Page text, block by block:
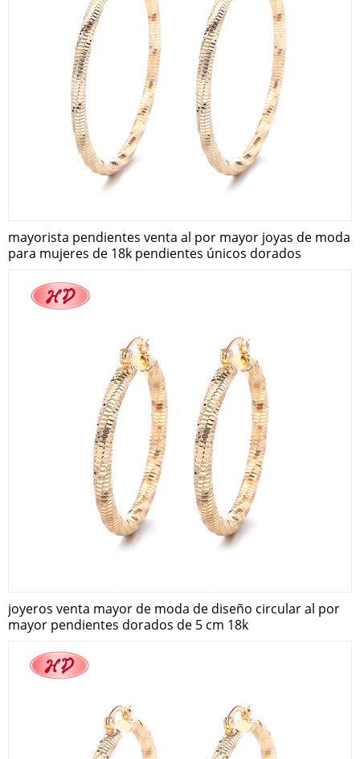
mayorista pendientes venta al por mayor joyas de moda
para mujeres de 18k pendientes únicos dorados
joyeros venta mayor de moda de diseño circular al por
mayor pendientes dorados de 5 cm 18k